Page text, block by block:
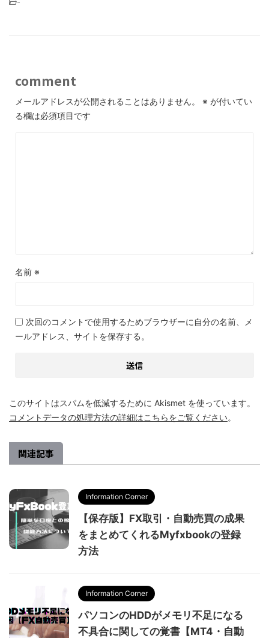
comment
メールアドレスが公開されることはありません。 ※ が付いてい
る欄は必須項目です
名前 ※
次回のコメントで使用するためブラウザーに自分の名前、メ
ールアドレス、サイトを保存する。
このサイトはスパムを低減するために Akismet を使っています。
コメントデータの処理方法の詳細はこちらをご覧ください。
関連記事
Information Corner
【保存版】FX取引・自動売買の成果
をまとめてくれるMyfxbookの登録
方法
Information Corner
パソコンのHDDがメモリ不足になる
不具合に関しての覚書【MT4・自動